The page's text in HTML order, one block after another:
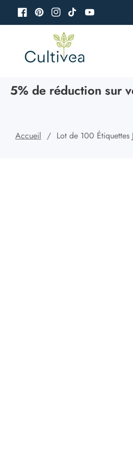
FacebookPinterestInstagramTikTokYouTube
de réduction sur votre
Accueil Lot de 100